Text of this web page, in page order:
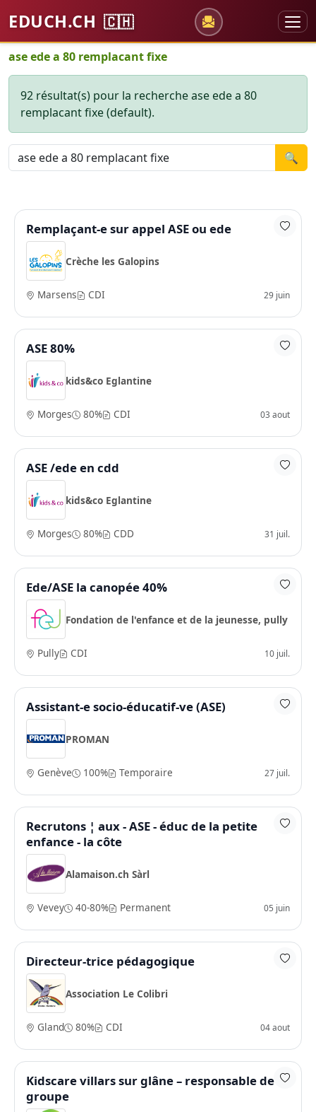
EDUCH.CH 🇨🇭
ase ede a 80 remplacant fixe
92 résultat(s) pour la recherche ase ede a 80
remplacant fixe (default).
🔍
Remplaçant-e sur appel ASE ou ede
Crèche les Galopins
Marsens CDI 29 juin
ASE 80%
kids&co Eglantine
Morges 80% CDI 03 aout
ASE /ede en cdd
kids&co Eglantine
Morges 80% CDD 31 juil.
Ede/ASE la canopée 40%
Fondation de l'enfance et de la jeunesse, pully
Pully CDI 10 juil.
Assistant-e socio-éducatif-ve (ASE)
PROMAN
Genève 100% Temporaire 27 juil.
Recrutons ¦ aux - ASE - éduc de la petite
enfance - la côte
Alamaison.ch Sàrl
Vevey 40-80% Permanent 05 juin
Directeur-trice pédagogique
Association Le Colibri
Gland 80% CDI 04 aout
Kidscare villars sur glâne – responsable de
groupe